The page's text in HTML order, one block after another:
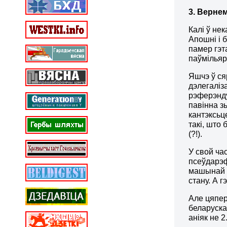
3.
Калі ў
Апошні і
памер
Яшчэ ў
павінна
такі, што
(?!).
У свой
машынай
стану. А
Але
аніяк не